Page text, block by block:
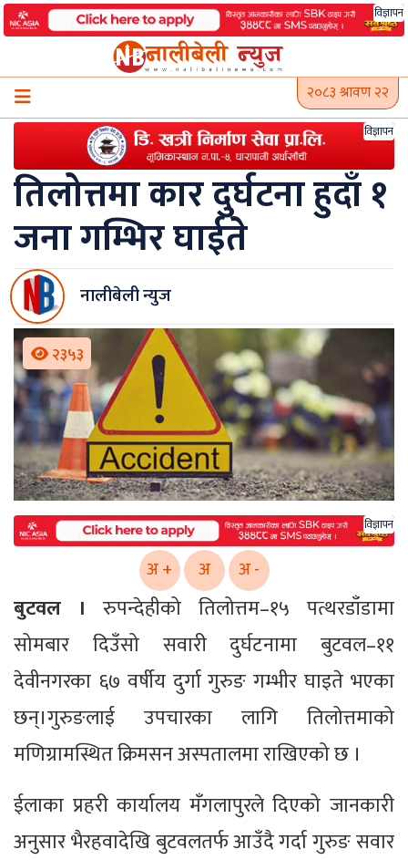
Skip
to
विज्ञापन
२०८३ श्रावण २२
विज्ञापन
तिलोत्तमा कार दुर्घटना हुदाँ १
जना गम्भिर घाईते
नालीबेली न्युज
२३५३
विज्ञापन
अ + अ अ -
बुटवल । रुपन्देहीको तिलोत्तम–१५ पत्थरडाँडामा
सोमबार दिउँसो सवारी दुर्घटनामा बुटवल–११
देवीनगरका ६७ वर्षीय दुर्गा गुरुङ गम्भीर घाइते भएका
छन्।गुरुङलाई उपचारका लागि तिलोत्तमाको
मणिग्रामस्थित क्रिमसन अस्पतालमा राखिएको छ ।
ईलाका प्रहरी कार्यालय मँगलापुरले दिएको जानकारी
अनुसार भैरहवादेखि बुटवलतर्फ आउँदै गर्दा गुरुङ सवार